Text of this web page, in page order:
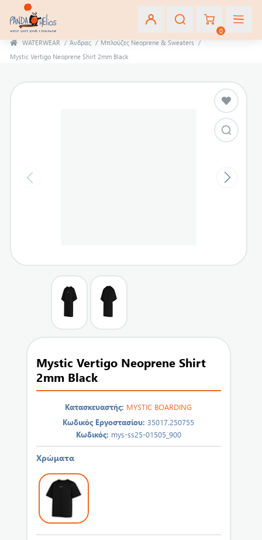
Εγγραφή
0
WATERWEAR / Άνδρας / Μπλούζες Neoprene & Sweaters /
Mystic Vertigo Neoprene Shirt 2mm Black
Mystic Vertigo Neoprene Shirt
2mm Black
Κατασκευαστής: MYSTIC BOARDING
Κωδικός Εργοστασίου: 35017.250755
Κωδικός: mys-ss25-01505_900
Χρώματα